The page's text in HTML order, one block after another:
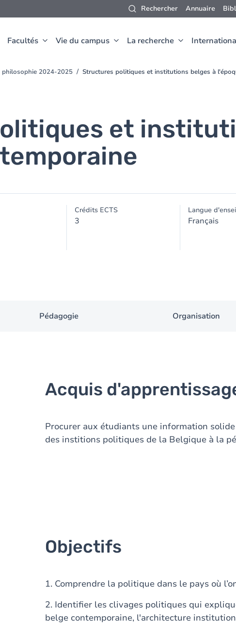
Rechercher Annuaire
Facultés Vie du campus La recherche
philosophie 2024-2025 Structures politiques et institutions belges à
et
Crédits ECTS
3
Langue
Français
Pédagogie Organisation
Acquis
Procurer aux étudiants une information
des institions politiques de la Belgique à la
Objectifs
1. Comprendre la politique dans le pays où
2. Identifier les clivages politiques qui
belge contemporaine, l'architecture